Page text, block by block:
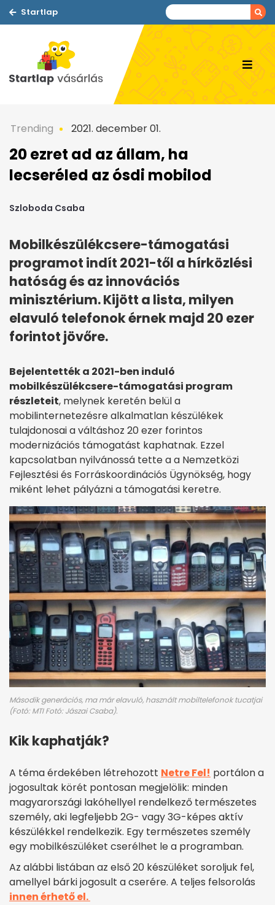
Startlap
Trending 2021. december 01.
20 ezret ad az állam, ha
lecseréled az ósdi mobilod
Szloboda Csaba
Mobilkészülékcsere-támogatási
programot indít 2021-től a hírközlési
hatóság és az innovációs
minisztérium. Kijött a lista, milyen
elavuló telefonok érnek majd 20 ezer
forintot jövőre.
Bejelentették a 2021-ben induló
mobilkészülékcsere-támogatási program
részleteit, melynek keretén belül a
mobilinternetezésre alkalmatlan készülékek
tulajdonosai a váltáshoz 20 ezer forintos
modernizációs támogatást kaphatnak. Ezzel
kapcsolatban nyilvánossá tette a a Nemzetközi
Fejlesztési és Forráskoordinációs Ügynökség, hogy
miként lehet pályázni a támogatási keretre.
Második generációs, ma már elavuló, használt mobiltelefonok tucatjai
(Fotó: MTI Fotó: Jászai Csaba).
Kik kaphatják?
A téma érdekében létrehozott Netre Fel! portálon a
jogosultak körét pontosan megjelölik: minden
magyarországi lakóhellyel rendelkező természetes
személy, aki legfeljebb 2G- vagy 3G-képes aktív
készülékkel rendelkezik. Egy természetes személy
egy mobilkészüléket cserélhet le a programban.
Az alábbi listában az első 20 készüléket soroljuk fel,
amellyel bárki jogosult a cserére. A teljes felsorolás
innen érhető el.